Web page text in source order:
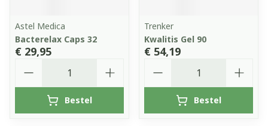
Astel Medica
Bacterelax Caps 32
€ 29,95
Bestel
Trenker
Kwalitis Gel 90
€ 54,19
Bestel